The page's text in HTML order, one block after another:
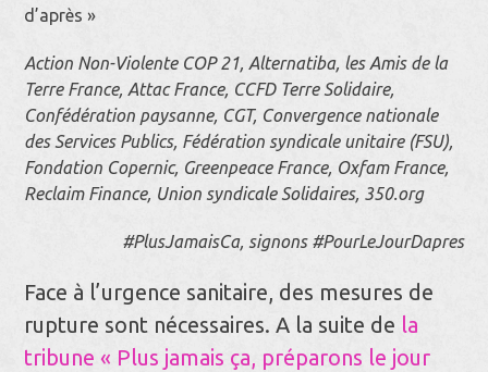
d’après »
Action Non-Violente COP 21, Alternatiba, les Amis de la
Terre France, Attac France, CCFD Terre Solidaire,
Confédération paysanne, CGT, Convergence nationale
des Services Publics, Fédération syndicale unitaire (FSU),
Fondation Copernic, Greenpeace France, Oxfam France,
Reclaim Finance, Union syndicale Solidaires, 350.org
#PlusJamaisCa, signons #PourLeJourDapres
Face à l’urgence sanitaire, des mesures de
rupture sont nécessaires. A la suite de la
tribune « Plus jamais ça, préparons le jour